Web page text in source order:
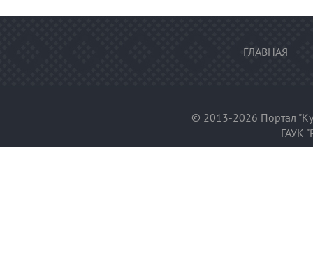
ГЛАВНАЯ
© 2013-2026 Портал
ГАУК